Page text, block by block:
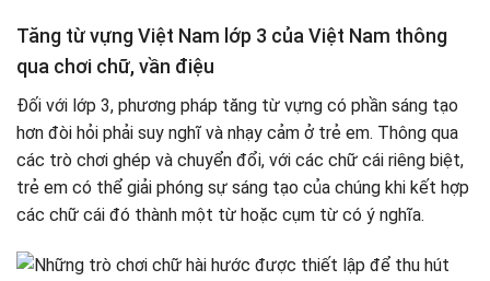
Tăng từ vựng Việt Nam lớp 3 của Việt Nam thông
qua chơi chữ, vần điệu
Đối với lớp 3, phương pháp tăng từ vựng có phần sáng tạo
hơn đòi hỏi phải suy nghĩ và nhạy cảm ở trẻ em. Thông qua
các trò chơi ghép và chuyển đổi, với các chữ cái riêng biệt,
trẻ em có thể giải phóng sự sáng tạo của chúng khi kết hợp
các chữ cái đó thành một từ hoặc cụm từ có ý nghĩa.